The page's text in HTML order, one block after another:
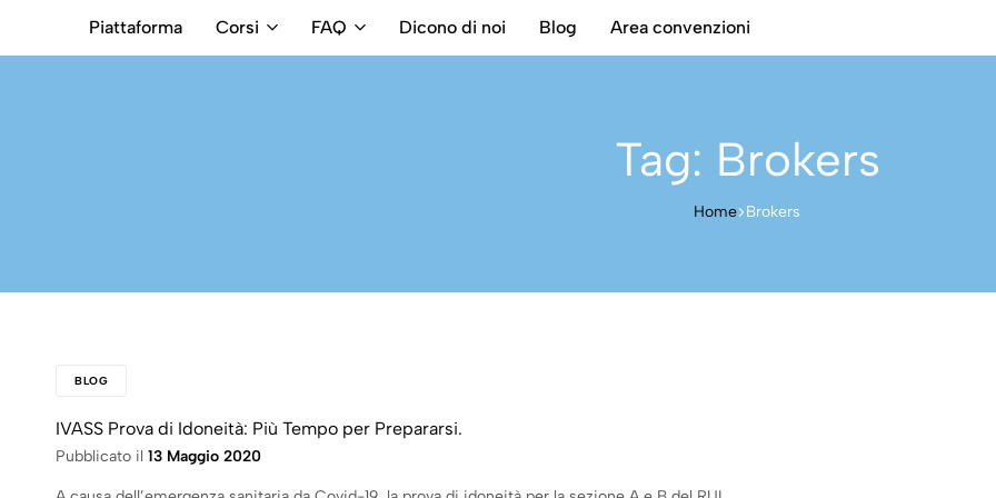
Piattaforma Corsi FAQ Dicono di noi Blog Area convenzioni
Tag: Brokers
Home Brokers
BLOG
IVASS Prova di Idoneità: Più Tempo per Prepararsi.
Pubblicato il 13 Maggio 2020